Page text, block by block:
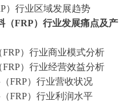
）行业区域发展趋势
（FRP）行业发展痛点及产
）行业商业模式分析
）行业经营效益分析
FRP）行业营收状况
FRP）行业利润水平